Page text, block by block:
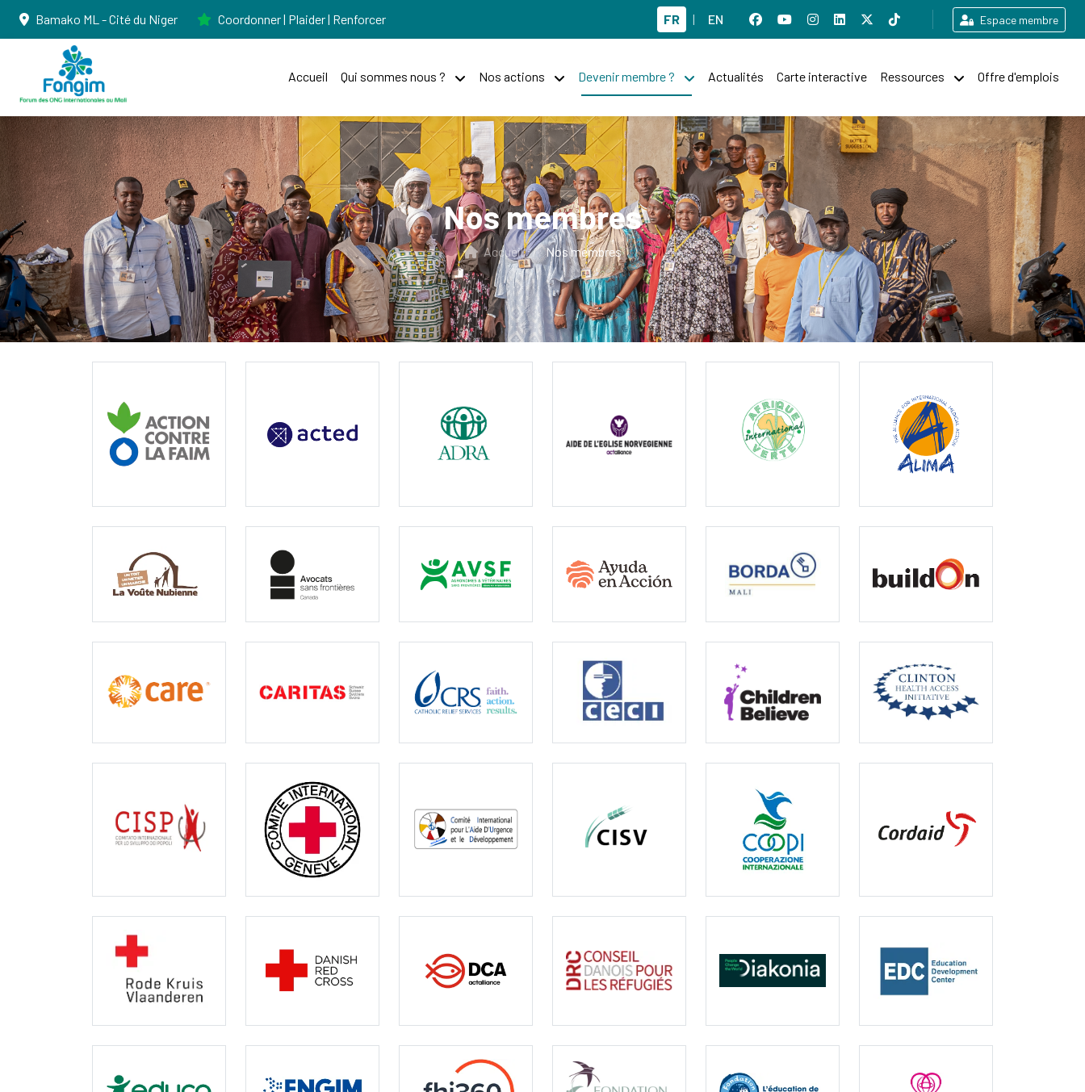
Bamako ML - Cité du Niger Coordonner | Plaider | Renforcer FR | EN Espace membre
Accueil Qui sommes nous ? Nos actions Devenir membre ? Actualités Carte interactive Ressources Offre d'emplois
Nos membres
Accueil / Nos membres